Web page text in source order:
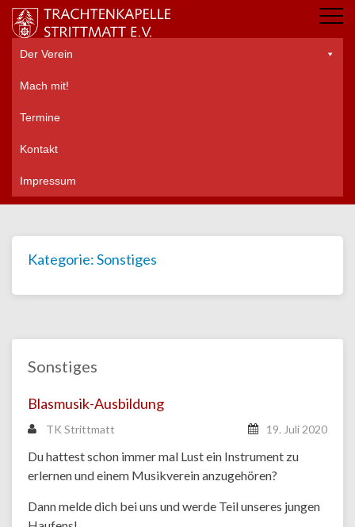
Der Verein
Mach mit!
Termine
Kontakt
Impressum
Kategorie:Sonstiges
Sonstiges
Blasmusik-Ausbildung
TK Strittmatt 19. Juli 2020
Du hattest schon immer mal Lust ein Instrument zu
erlernen und einem Musikverein anzugehören?
Dann melde dich bei uns und werde Teil unseres jungen